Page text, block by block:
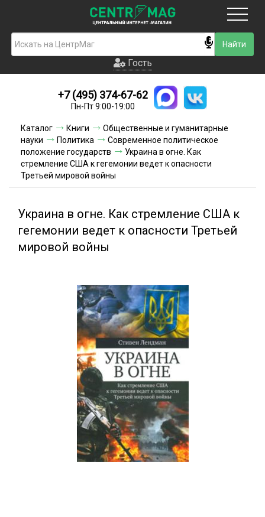
Гость
Новинки
Условия доставки
Условия оплаты
Контакты
Гость
+7 (495) 374-67-62
Пн-Пт 9:00-19:00
Каталог Книги
Общественные и гуманитарные
науки
Политика
Современное политическое
положение государств
Украина в огне. Как
стремление США к гегемонии ведет к опасности
Третьей мировой войны
Украина в огне. Как стремление США к
гегемонии ведет к опасности Третьей
мировой войны